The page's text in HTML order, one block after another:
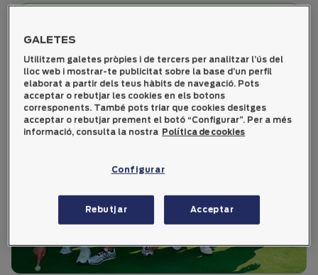
GALETES
Utilitzem galetes pròpies i de tercers per analitzar l’ús del
lloc web i mostrar-te publicitat sobre la base d’un perfil
elaborat a partir dels teus hàbits de navegació. Pots
acceptar o rebutjar les cookies en els botons
corresponents. També pots triar que cookies desitges
acceptar o rebutjar prement el botó “Configurar”. Per a més
informació, consulta la nostra Política de cookies
Configurar
Rebutjar Acceptar